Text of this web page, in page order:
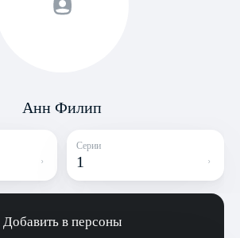
Анн Филип
Серии
1
Добавить в персоны